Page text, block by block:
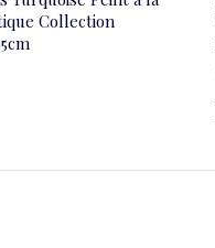
Collection